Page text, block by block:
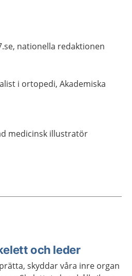
nationella redaktionen
i ortopedi, Akademiska
medicinsk illustratör
och leder
skyddar våra inre organ